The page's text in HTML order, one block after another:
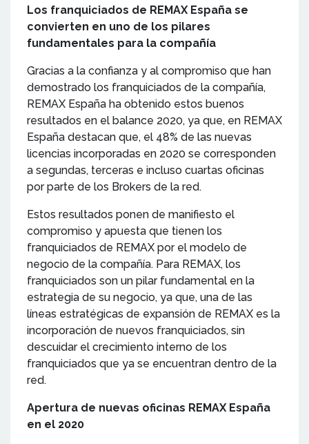
Los franquiciados de REMAX España se
convierten en uno de los pilares
fundamentales para la compañía
Gracias a la confianza y al compromiso que han
demostrado los franquiciados de la compañía,
REMAX España ha obtenido estos buenos
resultados en el balance 2020, ya que, en REMAX
España destacan que, el 48% de las nuevas
licencias incorporadas en 2020 se corresponden
a segundas, terceras e incluso cuartas oficinas
por parte de los Brokers de la red.
Estos resultados ponen de manifiesto el
compromiso y apuesta que tienen los
franquiciados de REMAX por el modelo de
negocio de la compañía. Para REMAX, los
franquiciados son un pilar fundamental en la
estrategia de su negocio, ya que, una de las
líneas estratégicas de expansión de REMAX es la
incorporación de nuevos franquiciados, sin
descuidar el crecimiento interno de los
franquiciados que ya se encuentran dentro de la
red.
Apertura de nuevas oficinas REMAX España
en el 2020